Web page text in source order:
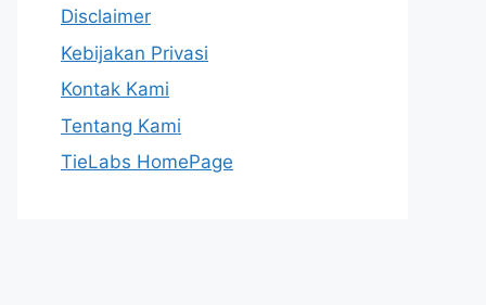
Disclaimer
Kebijakan Privasi
Kontak Kami
Tentang Kami
TieLabs HomePage